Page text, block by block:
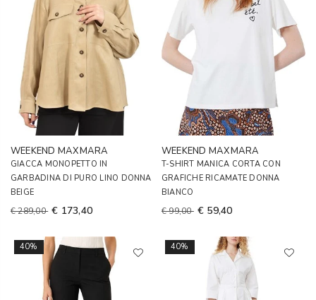
WEEKEND MAXMARA
GIACCA MONOPETTO IN
GARBADINA DI PURO LINO DONNA
BEIGE
€ 289,00 € 173,40
WEEKEND MAXMARA
T-SHIRT MANICA CORTA CON
GRAFICHE RICAMATE DONNA
BIANCO
€ 99,00 € 59,40
40% 40%